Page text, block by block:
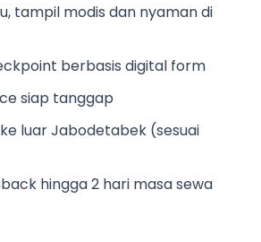
tampil modis dan nyaman di
berbasis digital form
siap tanggap
luar Jabodetabek (sesuai
hingga 2 hari masa sewa